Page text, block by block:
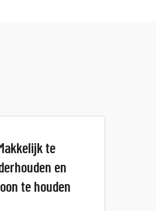
Makkelijk te
en
te houden